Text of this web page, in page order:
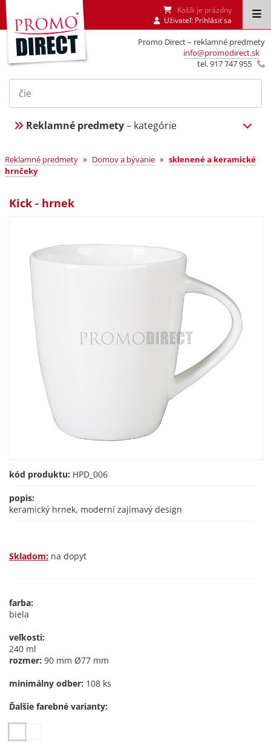
Promo Direct – reklamné predmety
info@promodirect.sk
tel. 917 747 955
Košík je prázdny
Uživateľ: Prihlásiť sa
Reklamné predmety– kategórie
Reklamné predmety » Domov a bývanie » sklenené a keramické
hrnčeky
Kick - hrnek
kód produktu: HPD_006
popis:
keramický hrnek, moderní zajímavý design
Skladom: na dopyt
farba:
biela
veľkosti:
240 ml
rozmer: 90 mm Ø77 mm
minimálny odber: 108 ks
Ďalšie farebné varianty: